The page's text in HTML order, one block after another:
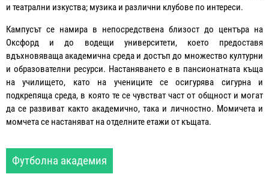
и театрални изкуства; музика и различни клубове по интереси.
Кампусът се намира в непосредствена близост до центъра на
Оксфорд и до водещи университети, което предоставя
вдъхновяваща академична среда и достъп до множество културни
и образователни ресурси. Настаняването е в пансионатната къща
на училището, като на учениците се осигурява сигурна и
подкрепяща среда, в която те се чувстват част от общност и могат
да се развиват както академично, така и личностно. Момичета и
момчета се настаняват на отделните етажи от къщата.
Футболна академия